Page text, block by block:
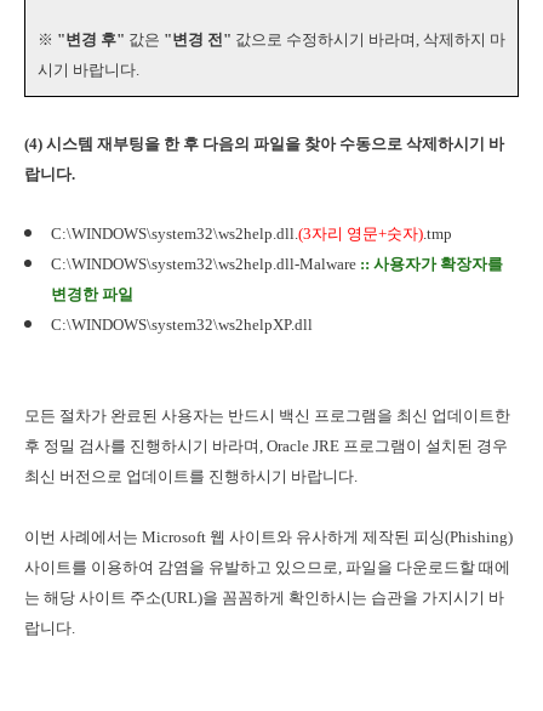
※ "변경 후" 값은 "변경 전" 값으로 수정하시기 바라며, 삭제하지 마
시기 바랍니다.
(4) 시스템 재부팅을 한 후 다음의 파일을 찾아 수동으로 삭제하시기 바
랍니다.
C:\WINDOWS\system32\ws2help.dll.(3자리 영문+숫자).tmp
C:\WINDOWS\system32\ws2help.dll-Malware :: 사용자가 확장자를
변경한 파일
C:\WINDOWS\system32\ws2helpXP.dll
모든 절차가 완료된 사용자는 반드시 백신 프로그램을 최신 업데이트한
후 정밀 검사를 진행하시기 바라며, Oracle JRE 프로그램이 설치된 경우
최신 버전으로 업데이트를 진행하시기 바랍니다.
이번 사례에서는 Microsoft 웹 사이트와 유사하게 제작된 피싱(Phishing)
사이트를 이용하여 감염을 유발하고 있으므로, 파일을 다운로드할 때에
는 해당 사이트 주소(URL)을 꼼꼼하게 확인하시는 습관을 가지시기 바
랍니다.